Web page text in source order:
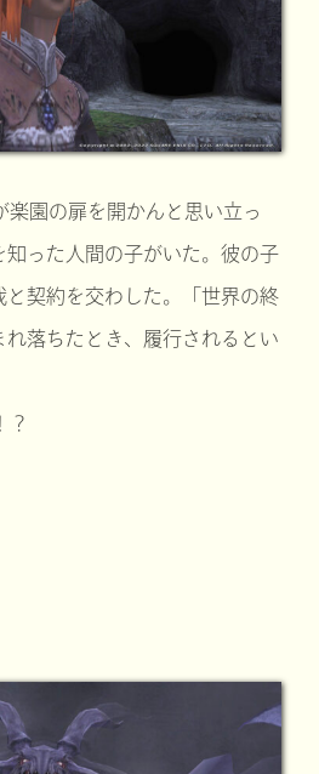
楽園の扉を開かんと思い立っ
知った人間の子がいた。彼の子
と契約を交わした。「世界の終
落ちたとき、履行されるとい